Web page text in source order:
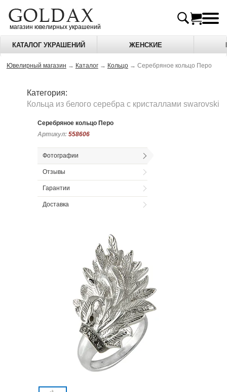
магазин ювелирных украшений
КАТАЛОГ УКРАШЕНИЙ ЖЕНСКИЕ
Ювелирный магазин → Каталог → Кольцо → Серебряное кольцо Перо
Категория:
Кольца из белого серебра c кристаллами swarovski
Серебряное кольцо Перо
Артикул: 558606
Артикул: 558606
Фотографии
Отзывы
Гарантии
Доставка